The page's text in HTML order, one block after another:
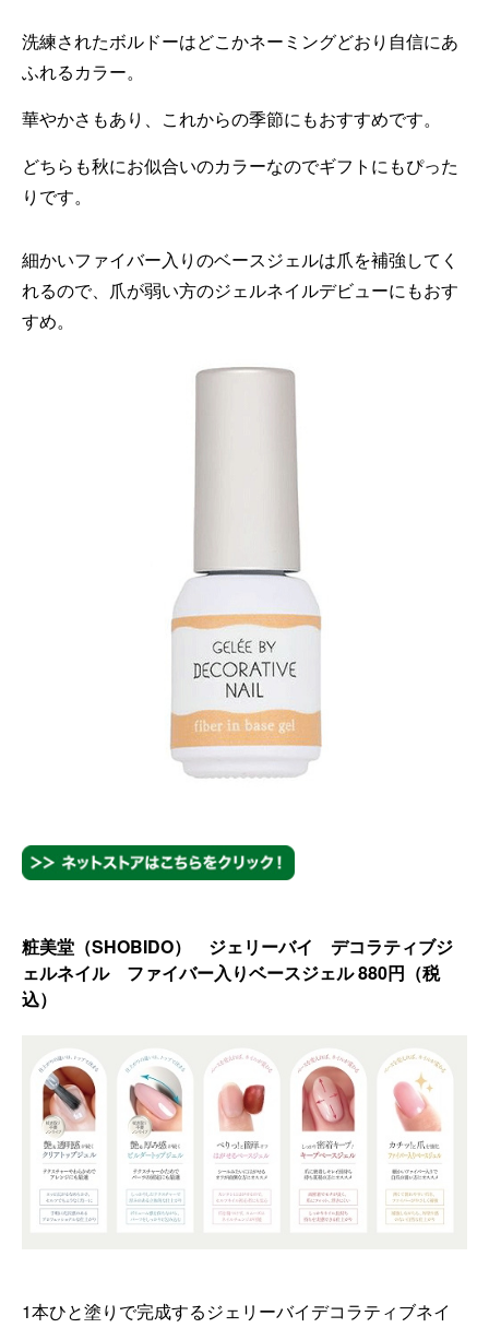
洗練されたボルドーはどこかネーミングどおり自信にあ
ふれるカラー。
華やかさもあり、これからの季節にもおすすめです。
どちらも秋にお似合いのカラーなのでギフトにもぴった
りです。
細かいファイバー入りのベースジェルは爪を補強してく
れるので、爪が弱い方のジェルネイルデビューにもおす
すめ。
粧美堂（SHOBIDO） ジェリーバイ デコラティブジ
ェルネイル ファイバー入りベースジェル880円（税
込）
1本ひと塗りで完成するジェリーバイデコラティブネイ